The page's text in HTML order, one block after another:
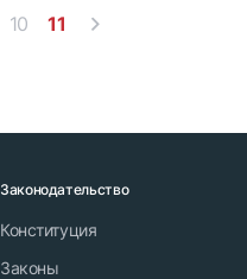
10 11
Законодательство
Конституция
Законы